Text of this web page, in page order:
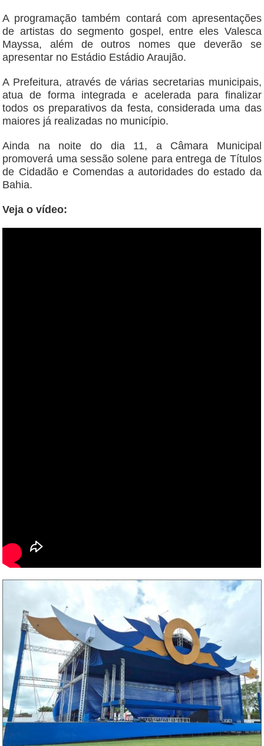
A programação também contará com apresentações
de artistas do segmento gospel, entre eles Valesca
Mayssa, além de outros nomes que deverão se
apresentar no Estádio Estádio Araujão.
A Prefeitura, através de várias secretarias municipais,
atua de forma integrada e acelerada para finalizar
todos os preparativos da festa, considerada uma das
maiores já realizadas no município.
Ainda na noite do dia 11, a Câmara Municipal
promoverá uma sessão solene para entrega de Títulos
de Cidadão e Comendas a autoridades do estado da
Bahia.
Veja o vídeo: